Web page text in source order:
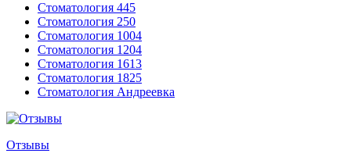
Стоматология 445
Стоматология 250
Стоматология 1004
Стоматология 1204
Стоматология 1613
Стоматология 1825
Стоматология Андреевка
Отзывы